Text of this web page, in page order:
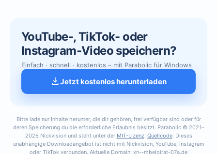
YouTube-, TikTok- oder
Instagram-Video speichern?
Einfach · schnell · kostenlos – mit Parabolic für Windows
Jetzt kostenlos herunterladen
Bitte lade nur Inhalte herunter, die dir gehören, frei verfügbar sind oder für
deren Speicherung du die erforderliche Erlaubnis besitzt. Parabolic © 2021–
2026 Nickvision und steht unter der MIT-Lizenz. Quellcode. Dieses
unabhängige Downloadangebot ist nicht mit Nickvision, YouTube, Instagram
oder TikTok verbunden. Aktuelle Domain: xn--mbelpirat-07a.de